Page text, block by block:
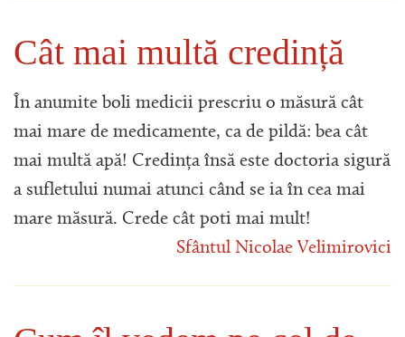
Cât mai multă credință
În anumite boli medicii prescriu o măsură cât
mai mare de medicamente, ca de pildă: bea cât
mai multă apă! Credința însă este doctoria sigură
a sufletului numai atunci când se ia în cea mai
mare măsură. Crede cât poti mai mult!
Sfântul Nicolae Velimirovici